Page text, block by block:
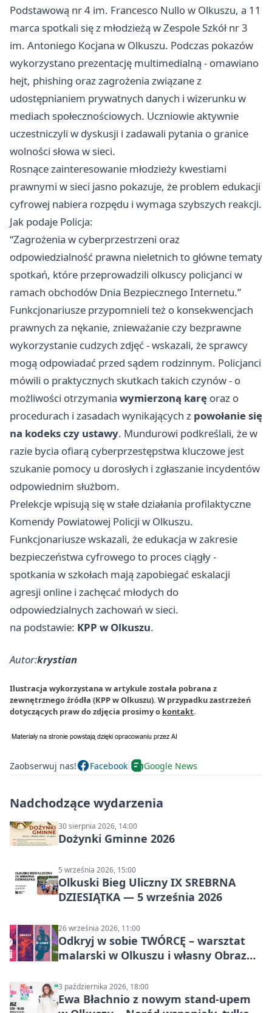
Podstawową nr 4 im. Francesco Nullo w Olkuszu, a 11
marca spotkali się z młodzieżą w Zespole Szkół nr 3
im. Antoniego Kocjana w Olkuszu. Podczas pokazów
wykorzystano prezentację multimedialną - omawiano
hejt, phishing oraz zagrożenia związane z
udostępnianiem prywatnych danych i wizerunku w
mediach społecznościowych. Uczniowie aktywnie
uczestniczyli w dyskusji i zadawali pytania o granice
wolności słowa w sieci.
Rosnące zainteresowanie młodzieży kwestiami
prawnymi w sieci jasno pokazuje, że problem edukacji
cyfrowej nabiera rozpędu i wymaga szybszych reakcji.
Jak podaje Policja:
“Zagrożenia w cyberprzestrzeni oraz
odpowiedzialność prawna nieletnich to główne tematy
spotkań, które przeprowadzili olkuscy policjanci w
ramach obchodów Dnia Bezpiecznego Internetu.”
Funkcjonariusze przypomnieli też o konsekwencjach
prawnych za nękanie, znieważanie czy bezprawne
wykorzystanie cudzych zdjęć - wskazali, że sprawcy
mogą odpowiadać przed sądem rodzinnym. Policjanci
mówili o praktycznych skutkach takich czynów - o
możliwości otrzymania wymierzoną karę oraz o
procedurach i zasadach wynikających z powołanie się
na kodeks czy ustawy. Mundurowi podkreślali, że w
razie bycia ofiarą cyberprzestępstwa kluczowe jest
szukanie pomocy u dorosłych i zgłaszanie incydentów
odpowiednim służbom.
Prelekcje wpisują się w stałe działania profilaktyczne
Komendy Powiatowej Policji w Olkuszu.
Funkcjonariusze wskazali, że edukacja w zakresie
bezpieczeństwa cyfrowego to proces ciągły -
spotkania w szkołach mają zapobiegać eskalacji
agresji online i zachęcać młodych do
odpowiedzialnych zachowań w sieci.
na podstawie: KPP w Olkuszu.
Autor:krystian
Ilustracja wykorzystana w artykule została pobrana z
zewnętrznego źródła (KPP w Olkuszu). W przypadku zastrzeżeń
dotyczących praw do zdjęcia prosimy o kontakt.
Zaobserwuj nas! Facebook Google News
Nadchodzące wydarzenia
30 sierpnia 2026, 14:00
Dożynki Gminne 2026
5 września 2026, 15:00
Olkuski Bieg Uliczny IX SREBRNA
DZIESIĄTKA — 5 września 2026
26 września 2026, 11:00
Odkryj w sobie TWÓRCĘ – warsztat
malarski w Olkuszu i własny Obraz
3 października 2026, 18:00
Ewa Błachnio z nowym stand-upem